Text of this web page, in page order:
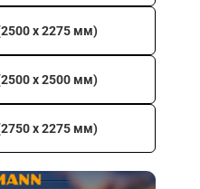
х 2275 мм)
х 2500 мм)
х 2275 мм)